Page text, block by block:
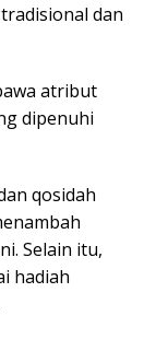
dan
atribut
dipenuhi
qosidah
Selain itu,
hadiah